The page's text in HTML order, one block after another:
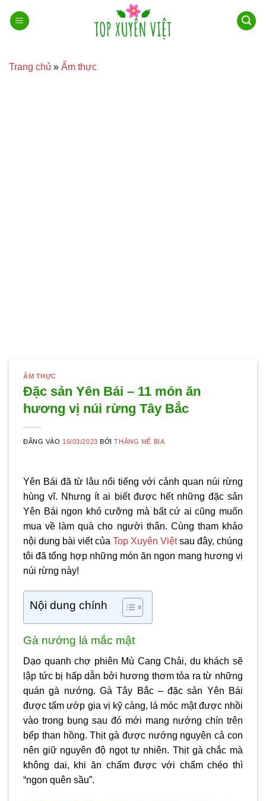
qua
Trang chủ » Ẩm thực
ẨM THỰC
Đặc sản Yên Bái – 11 món ăn
hương vị núi rừng Tây Bắc
ĐĂNG VÀO 16/03/2023 BỞITHẮNG MÊ BIA
Yên Bái đã từ lâu nổi tiếng với cảnh quan núi rừng
hùng vĩ. Nhưng ít ai biết được hết những đặc sản
Yên Bái ngon khó cưỡng mà bất cứ ai cũng muốn
mua về làm quà cho người thân. Cùng tham khảo
nội dung bài viết của Top Xuyên Việtsau đây, chúng
tôi đã tổng hợp những món ăn ngon mang hương vị
núi rừng này!
Nội dung chính
Gà nướng lá mắc mật
Dạo quanh chợ phiên Mù Cang Chải, du khách sẽ
lập tức bị hấp dẫn bởi hương thơm tỏa ra từ những
quán gà nướng. Gà Tây Bắc –đặc sản Yên Bái
được tẩm ướp gia vị kỹ càng, lá móc mật được nhồi
vào trong bụng sau đó mới mang nướng chín trên
bếp than hồng. Thịt gà được nướng nguyên cả con
nên giữ nguyên độ ngọt tự nhiên. Thịt gà chắc mà
không dai, khi ăn chấm được với chẩm chéo thì
“ngon quên sầu”.